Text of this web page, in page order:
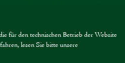
pro 100g
für den technischen Betrieb der Website
lesen Sie bitte unsere